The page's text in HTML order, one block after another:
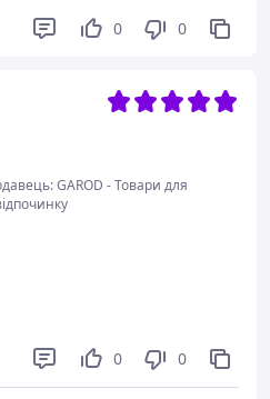
0 0
GAROD - Товари для
0 0